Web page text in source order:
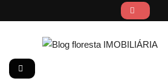
to
Blog floresta IMOBILIÁRIA